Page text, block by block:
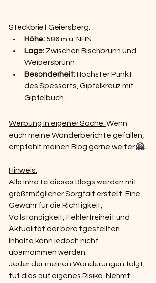
Steckbrief Geiersberg:
Höhe: 586 m ü. NHN
Lage: Zwischen Bischbrunn und
Weibersbrunn
Besonderheit: Höchster Punkt
des Spessarts, Gipfelkreuz mit
Gipfelbuch.
Werbung in eigener Sache: Wenn
euch meine Wanderberichte gefallen,
empfehlt meinen Blog gerne weiter 🤗.
Hinweis:
Alle Inhalte dieses Blogs werden mit
größtmöglicher Sorgfalt erstellt. Eine
Gewähr für die Richtigkeit,
Vollständigkeit, Fehlerfreiheit und
Aktualität der bereitgestellten
Inhalte kann jedoch nicht
übernommen werden.
Jeder der meinen Wanderungen folgt,
tut dies auf eigenes Risiko. Nehmt